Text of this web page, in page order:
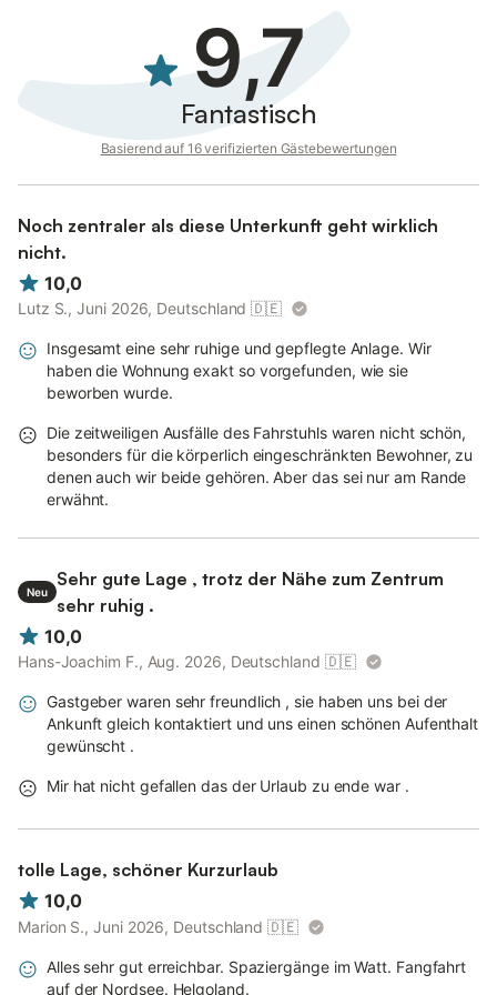
Unsere gemütliche 2-Zimmer-Wohnung "Seeluke" ist 48 qm
Sie bietet Platz für 4 Personen (max. 2 Erwachsene & 2 Kinder).
Die Wohnung wurde frisch möbliert und verfügt über einen
gemütlich eingerichteten Wohn- und Essbereich, in welchem
sich ebenfalls die voll ausgestattete Küchenzeile mit Herd,
Spüle, Kühlschrank, Kaffeemaschine und Wasserkocher
befindet. Der Esstisch bietet Platz für 4 Personen. Das
Schlafsofa umgebaut werden (1,40 m x 2,00 m).
Im Wohnbereich befinden sich außerdem ein Fernseher sowie
genießen können.
Die Wohnung verfügt über ein Duschbad mit WC.
Im Schlafzimmer befinden sich ein großes Doppelbett (1,80 m x
2,00 m), ein geräumiger Kleiderschrank sowie ein weiterer
Stauraum.
9,7
Fantastisch
Basierend auf 16 verifizierten Gästebewertungen
Noch zentraler als diese Unterkunft geht wirklich
nicht.
10,0
Lutz S., Juni 2026, Deutschland 🇩🇪
Insgesamt eine sehr ruhige und gepflegte Anlage. Wir
haben die Wohnung exakt so vorgefunden, wie sie
beworben wurde.
Die zeitweiligen Ausfälle des Fahrstuhls waren nicht schön,
besonders für die körperlich eingeschränkten Bewohner, zu
denen auch wir beide gehören. Aber das sei nur am Rande
erwähnt.
Neu
Sehr gute Lage , trotz der Nähe zum Zentrum
sehr ruhig .
10,0
Hans-Joachim F., Aug. 2026, Deutschland 🇩🇪
Gastgeber waren sehr freundlich , sie haben uns bei der
Ankunft gleich kontaktiert und uns einen schönen Aufenthalt
gewünscht .
Mir hat nicht gefallen das der Urlaub zu ende war .
tolle Lage, schöner Kurzurlaub
10,0
Marion S., Juni 2026, Deutschland 🇩🇪
Alles sehr gut erreichbar. Spaziergänge im Watt. Fangfahrt
auf der Nordsee. Helgoland.